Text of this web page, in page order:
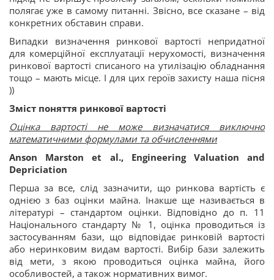
полягає уже в самому питанні. Звісно, все сказане – від
конкретних обставин справи.
Випадки визначення ринкової вартості непридатної
для комерційної експлуатації нерухомості, визначення
ринкової вартості списаного на утилізацію обладнання
тощо – мають місце. І для цих героїв захисту наша пісня
))
Зміст поняття ринкової вартості
Оцінка вартості не може визначатися виключно
математичними формулами та обчисленнями
Anson Marston et al., Engineering Valuation and
Depriciation
Перша за все, слід зазначити, що ринкова вартість є
однією з баз оцінки майна. Інакше ще називається в
літературі – стандартом оцінки. Відповідно до п. 11
Національного стандарту № 1, оцінка проводиться із
застосуванням бази, що відповідає ринковій вартості
або неринковим видам вартості. Вибір бази залежить
від мети, з якою проводиться оцінка майна, його
особливостей, а також нормативних вимог.